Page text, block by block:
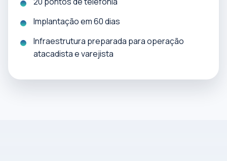
Implantação em 60 dias
Infraestrutura preparada para operação
atacadista e varejista